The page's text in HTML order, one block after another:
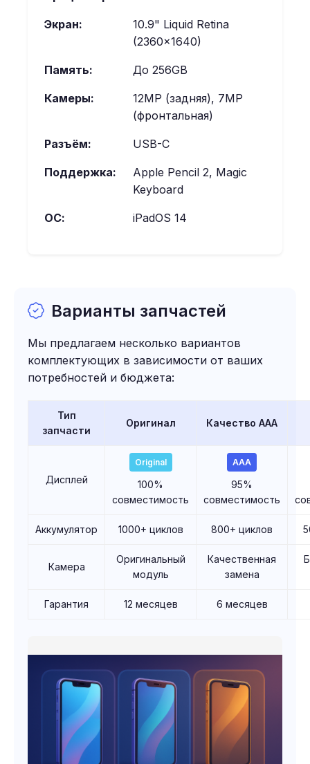
Экран:
10.9" Liquid Retina
(2360×1640)
Память: До 256GB
Камеры:
12MP (задняя), 7MP
(фронтальная)
Разъём: USB-C
Поддержка:
Apple Pencil 2, Magic
Keyboard
ОС: iPadOS 14
Варианты запчастей
Мы предлагаем несколько вариантов
комплектующих в зависимости от ваших
потребностей и бюджета:
Тип
запчасти
Оригинал Качество AAA
Дисплей
Original
100%
совместимость
AAA
95%
совместимость
Аккумулятор 1000+ циклов 800+ циклов
Камера
Оригинальный
модуль
Качественная
замена
Гарантия 12 месяцев 6 месяцев